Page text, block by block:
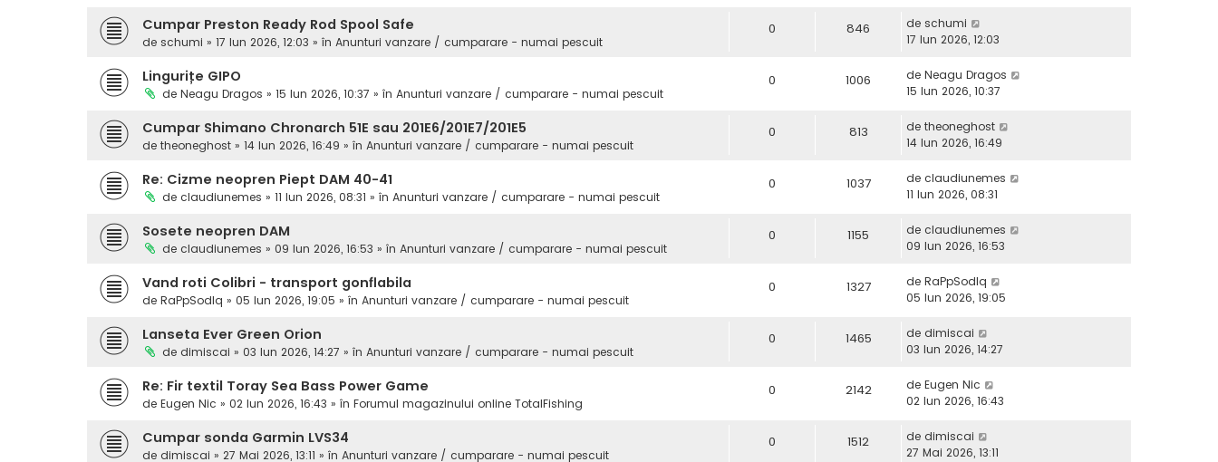
Cumpar Preston Ready Rod Spool Safe
de schumi » 17 Iun 2026, 12:03 » în Anunturi vanzare / cumparare - numai pescuit
0 846 de schumi
17 Iun 2026, 12:03
Lingurițe GIPO
de Neagu Dragos » 15 Iun 2026, 10:37 » în Anunturi vanzare / cumparare - numai pescuit
0 1006 de Neagu Dragos
15 Iun 2026, 10:37
Cumpar Shimano Chronarch 51E sau 201E6/201E7/201E5
de theoneghost » 14 Iun 2026, 16:49 » în Anunturi vanzare / cumparare - numai pescuit
0 813 de theoneghost
14 Iun 2026, 16:49
Re: Cizme neopren Piept DAM 40-41
de claudiunemes » 11 Iun 2026, 08:31 » în Anunturi vanzare / cumparare - numai pescuit
0 1037 de claudiunemes
11 Iun 2026, 08:31
Sosete neopren DAM
de claudiunemes » 09 Iun 2026, 16:53 » în Anunturi vanzare / cumparare - numai pescuit
0 1155 de claudiunemes
09 Iun 2026, 16:53
Vand roti Colibri - transport gonflabila
de RaPpSodIq » 05 Iun 2026, 19:05 » în Anunturi vanzare / cumparare - numai pescuit
0 1327 de RaPpSodIq
05 Iun 2026, 19:05
Lanseta Ever Green Orion
de dimiscai » 03 Iun 2026, 14:27 » în Anunturi vanzare / cumparare - numai pescuit
0 1465 de dimiscai
03 Iun 2026, 14:27
Re: Fir textil Toray Sea Bass Power Game
de Eugen Nic » 02 Iun 2026, 16:43 » în Forumul magazinului online TotalFishing
0 2142 de Eugen Nic
02 Iun 2026, 16:43
Cumpar sonda Garmin LVS34
de dimiscai » 27 Mai 2026, 13:11 » în Anunturi vanzare / cumparare - numai pescuit
0 1512 de dimiscai
27 Mai 2026, 13:11